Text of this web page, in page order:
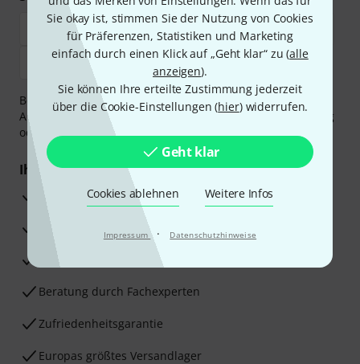
Sie okay ist, stimmen Sie der Nutzung von Cookies
für Präferenzen, Statistiken und Marketing
einfach durch einen Klick auf „Geht klar“ zu (alle
anzeigen).
Sie können Ihre erteilte Zustimmung jederzeit
über die Cookie-Einstellungen (hier) widerrufen.
Geht klar
Cookies ablehnen Weitere Infos
Impressum · Datenschutzhinweise
Bezahlen Sie vertraulich und sicher per Vorkasse, PayPal,
Amazon Pay,Klarna Sofort bezahlen ,Klarna Ratenzahlung
oder Kreditkarte.
Ihre Vorteile
3 Jahre Thomann Garantie
30 Tage Money-Back-Garantie
Beratung durch Fachexperten
Zufriedenheitsgarantie
Europas größtes Versandlager